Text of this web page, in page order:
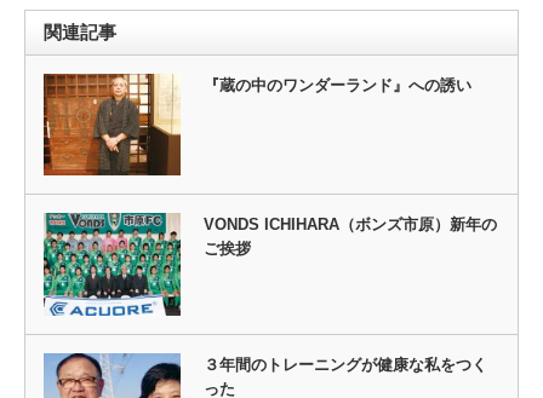
関連記事
『蔵の中のワンダーランド』への誘い
VONDS ICHIHARA（ボンズ市原）新年の
ご挨拶
３年間のトレーニングが健康な私をつく
った